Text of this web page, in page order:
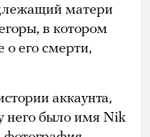
матери
в котором
о его смерти,
аккаунта,
него было имя Nik